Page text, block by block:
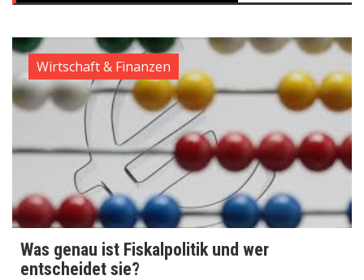
Wirtschaft & Finanzen
Was genau ist Fiskalpolitik und wer
entscheidet sie?